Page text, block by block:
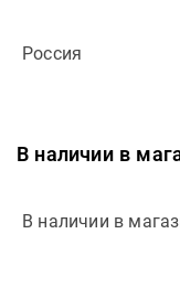
7Days
Abrau
Abrau Vinonade
Россия
В наличии в
В наличии в